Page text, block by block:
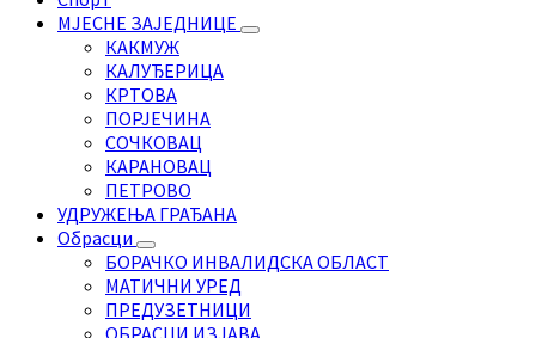
МЈЕСНЕ ЗАЈЕДНИЦЕ
КАКМУЖ
КАЛУЂЕРИЦА
КРТОВА
ПОРЈЕЧИНА
СОЧКОВАЦ
КАРАНОВАЦ
ПЕТРОВО
УДРУЖЕЊА ГРАЂАНА
Обрасци
БОРАЧКО ИНВАЛИДСКА ОБЛАСТ
МАТИЧНИ УРЕД
ПРЕДУЗЕТНИЦИ
ОБРАСЦИ ИЗЈАВА